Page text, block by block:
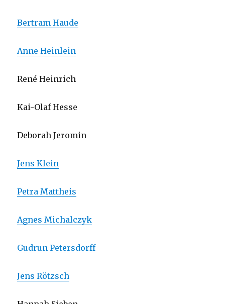
Bertram Haude
Anne Heinlein
René Heinrich
Kai-Olaf Hesse
Deborah Jeromin
Jens Klein
Petra Mattheis
Agnes Michalczyk
Gudrun Petersdorff
Jens Rötzsch